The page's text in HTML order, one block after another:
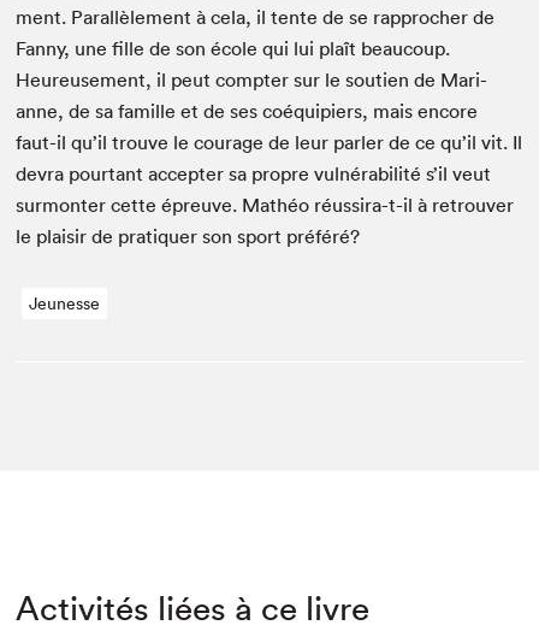
ment. Par­al­lèle­ment à cela, il tente de se rap­procher de
Fan­ny, une fille de son école qui lui plaît beau­coup.
Heureuse­ment, il peut compter sur le sou­tien de Mar­i­
anne, de sa famille et de ses coéquip­iers, mais encore
faut-il qu’il trou­ve le courage de leur par­ler de ce qu’il vit. Il
devra pour­tant accepter sa pro­pre vul­néra­bil­ité s’il veut
sur­mon­ter cette épreuve. Math­éo réus­sira-t-il à retrou­ver
le plaisir de pra­ti­quer son sport préféré?
Jeunesse
Activités liées à ce livre